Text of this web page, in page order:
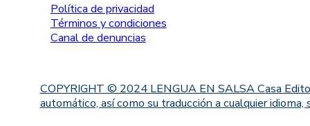
Política de privacidad
Términos y condiciones
Canal de denuncias
COPYRIGHT © 2024 LENGUA EN SALSA Casa
automático, así como su traducción a cualquier